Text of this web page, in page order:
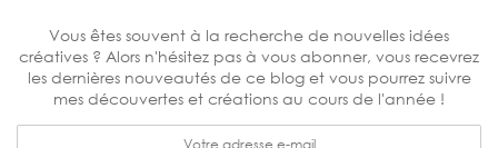
Vous êtes souvent à la recherche de nouvelles idées
créatives ? Alors n'hésitez pas à vous abonner, vous recevrez
les dernières nouveautés de ce blog et vous pourrez suivre
mes découvertes et créations au cours de l'année !